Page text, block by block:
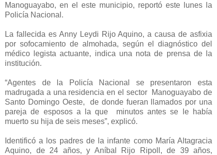
Manoguayabo, en el este municipio, reportó este lunes la
Policía Nacional.
La fallecida es Anny Leydi Rijo Aquino, a causa de asfixia
por sofocamiento de almohada, según el diagnóstico del
médico legista actuante, indica una nota de prensa de la
institución.
“Agentes de la Policía Nacional se presentaron esta
madrugada a una residencia en el sector Manoguayabo de
Santo Domingo Oeste, de donde fueran llamados por una
pareja de esposos a la que minutos antes se le había
muerto su hija de seis meses”, explicó.
Identificó a los padres de la infante como María Altagracia
Aquino, de 24 años, y Aníbal Rijo Ripoll, de 39 años,